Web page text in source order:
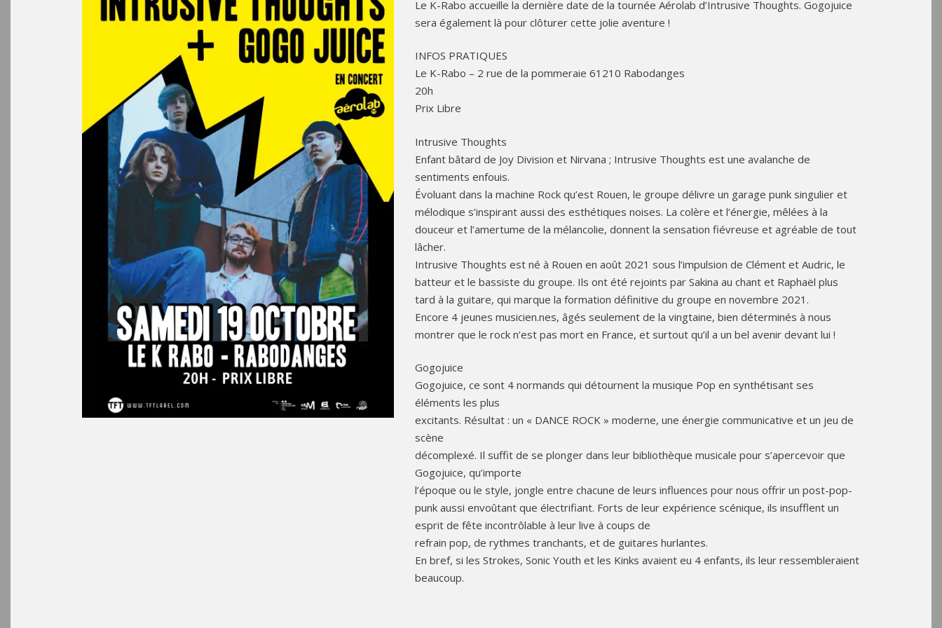
Le K-Rabo accueille la dernière date de la tournée Aérolab d’Intrusive Thoughts. Gogojuice
sera également là pour clôturer cette jolie aventure !
INFOS PRATIQUES
Le K-Rabo – 2 rue de la pommeraie 61210 Rabodanges
20h
Prix Libre
Intrusive Thoughts
Enfant bâtard de Joy Division et Nirvana ; Intrusive Thoughts est une avalanche de
sentiments enfouis.
Évoluant dans la machine Rock qu’est Rouen, le groupe délivre un garage punk singulier et
mélodique s’inspirant aussi des esthétiques noises. La colère et l’énergie, mêlées à la
douceur et l’amertume de la mélancolie, donnent la sensation fiévreuse et agréable de tout
lâcher.
Intrusive Thoughts est né à Rouen en août 2021 sous l’impulsion de Clément et Audric, le
batteur et le bassiste du groupe. Ils ont été rejoints par Sakina au chant et Raphaël plus
tard à la guitare, qui marque la formation définitive du groupe en novembre 2021.
Encore 4 jeunes musicien.nes, âgés seulement de la vingtaine, bien déterminés à nous
montrer que le rock n’est pas mort en France, et surtout qu’il a un bel avenir devant lui !
Gogojuice
Gogojuice, ce sont 4 normands qui détournent la musique Pop en synthétisant ses
éléments les plus
excitants. Résultat : un « DANCE ROCK » moderne, une énergie communicative et un jeu de
scène
décomplexé. Il suffit de se plonger dans leur bibliothèque musicale pour s’apercevoir que
Gogojuice, qu’importe
l’époque ou le style, jongle entre chacune de leurs influences pour nous offrir un post-pop-
punk aussi envoûtant que électrifiant. Forts de leur expérience scénique, ils insufflent un
esprit de fête incontrôlable à leur live à coups de
refrain pop, de rythmes tranchants, et de guitares hurlantes.
En bref, si les Strokes, Sonic Youth et les Kinks avaient eu 4 enfants, ils leur ressembleraient
beaucoup.